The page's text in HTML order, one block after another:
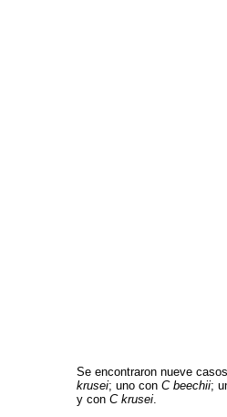
Se encontraron nueve
krusei; uno con C beechii;
y con C krusei.